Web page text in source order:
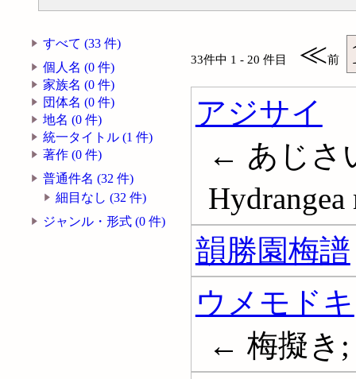
すべて (33 件)
個人名 (0 件)
家族名 (0 件)
団体名 (0 件)
地名 (0 件)
統一タイトル (1 件)
著作 (0 件)
普通件名 (32 件)
細目なし (32 件)
ジャンル・形式 (0 件)
33件中 1 - 20 件目 ≪前
アジサイ
← あじさ
韻勝園梅譜
ウメモドキ
← 梅擬き;